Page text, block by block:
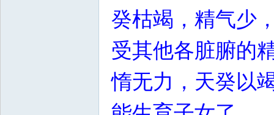
癸枯竭，精气少
受其他各脏腑的
惰无力，天癸以